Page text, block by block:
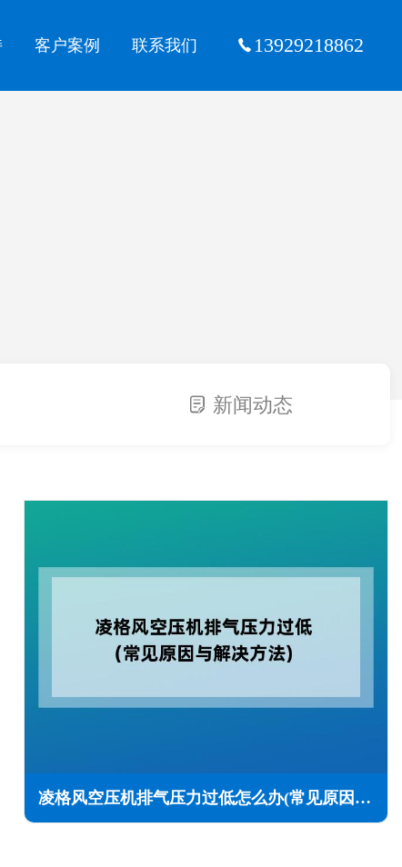
客户案例 联系我们 13929218862
新闻动态
凌格风空压机排气压力过低怎么办(常见原因与解决方法)